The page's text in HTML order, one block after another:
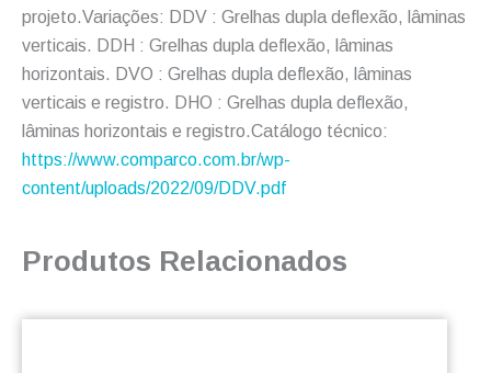
projeto.Variações: DDV : Grelhas dupla deflexão, lâminas
verticais. DDH : Grelhas dupla deflexão, lâminas
horizontais. DVO : Grelhas dupla deflexão, lâminas
verticais e registro. DHO : Grelhas dupla deflexão,
lâminas horizontais e registro.Catálogo técnico:
https://www.comparco.com.br/wp-
content/uploads/2022/09/DDV.pdf
Produtos Relacionados